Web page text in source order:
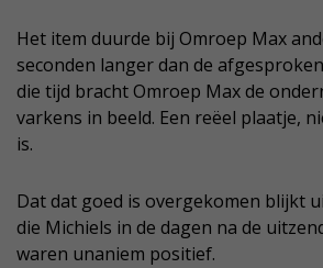
Het item duurde bij Omroep Max
seconden langer dan de
die tijd bracht Omroep Max de
varkens in beeld. Een reëel plaatje,
is.
Dat dat goed is overgekomen blijkt
die Michiels in de dagen na de
waren unaniem positief.